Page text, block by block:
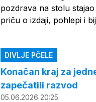
pozdrava na stolu
priču o izdaji, pohlepi i
DIVLJE PČELE
Konačan kraj za
zapečatili razvod
05.06.2026 20:25